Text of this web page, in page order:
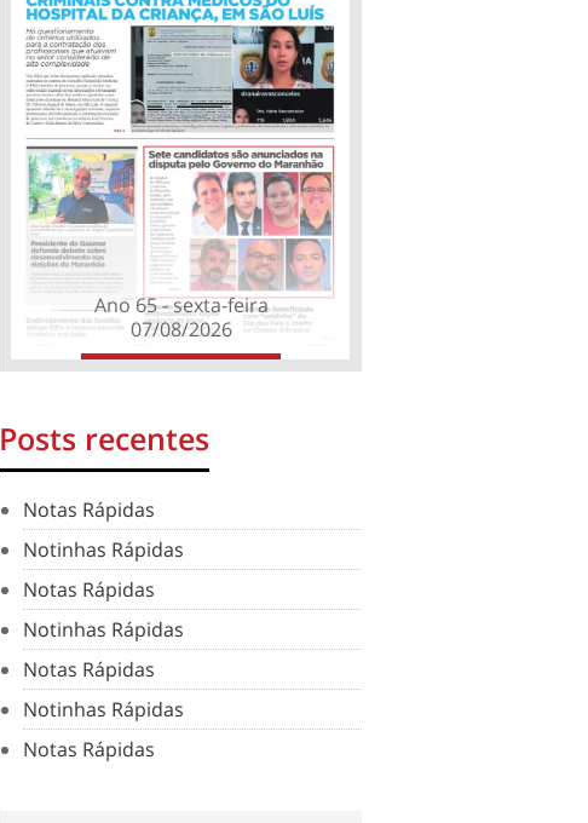
Ano 65 - sexta-feira
07/08/2026
Posts recentes
Notas Rápidas
Notinhas Rápidas
Notas Rápidas
Notinhas Rápidas
Notas Rápidas
Notinhas Rápidas
Notas Rápidas